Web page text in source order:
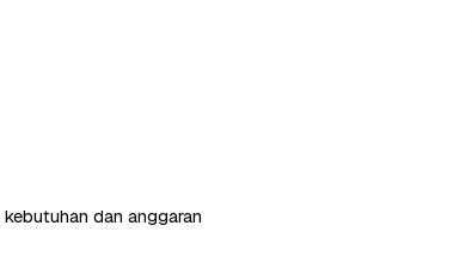
dan anggaran